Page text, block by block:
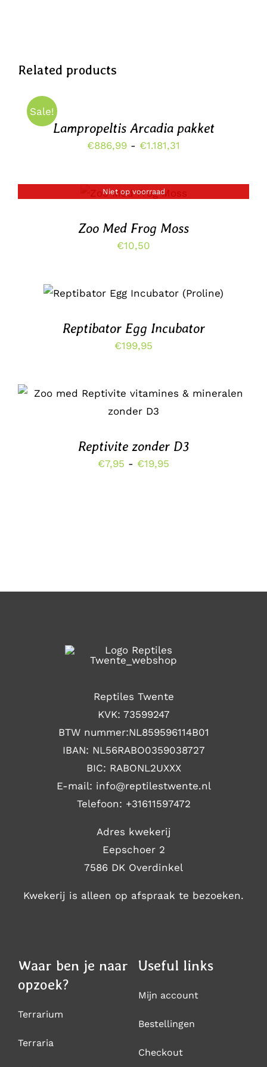
Related products
Sale!
HEEFT
MEERDERE
VARIATIES.
KAN
GEKOZEN
DE
PRODUCTPAGINA
Lampropeltis Arcadia pakket
€886,99 - €1.181,31
€1.181,31
Niet op voorraad
DETAILS
Zoo Med Frog Moss
€10,50
/
Reptibator Egg Incubator
€199,95
OPTIES SELECTEREN
DIT
VARIATIES.
Reptivite zonder D3
€7,95 - €19,95
Reptiles Twente
KVK: 73599247
BTW nummer:NL859596114B01
IBAN: NL56RABO0359038727
BIC: RABONL2UXXX
E-mail: info@reptilestwente.nl
Telefoon: +31611597472
Adres kwekerij
Eepschoer 2
7586 DK Overdinkel
Kwekerij is alleen op afspraak te bezoeken.
Waar ben je naar
opzoek?
Terrarium
Terraria
Useful links
Mijn account
Bestellingen
Checkout